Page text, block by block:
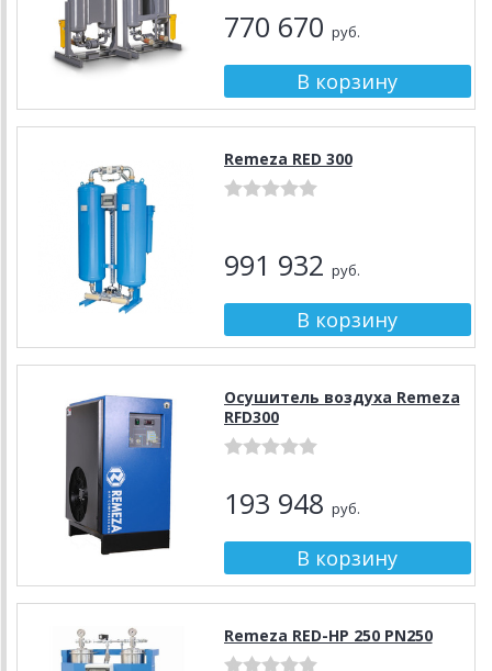
770 670 руб.
Remeza RED 300
991 932 руб.
Осушитель воздуха Remeza
RFD300
193 948 руб.
Remeza RED-HP 250 PN250